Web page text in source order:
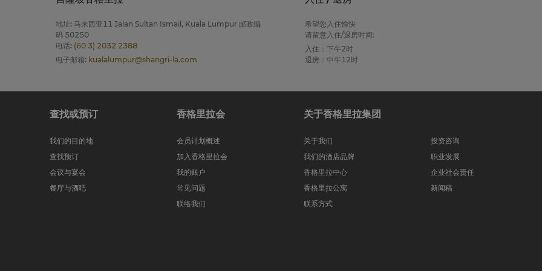
地址: 马来西亚11 Jalan Sultan Ismail, Kuala Lumpur 邮政编
码 50250
电话: (60 3) 2032 2388
电子邮箱: kualalumpur@shangri-la.com
希望您入住愉快
请留意入住/退房时间:
入住：下午2时
退房：中午12时
查找或预订
我们的目的地
查找预订
会议与宴会
餐厅与酒吧
香格里拉会
会员计划概述
加入香格里拉会
我的账户
常见问题
联络我们
关于香格里拉集团
关于我们
我们的酒店品牌
香格里拉中心
香格里拉公寓
联系方式
投资咨询
职业发展
企业社会责任
新闻稿